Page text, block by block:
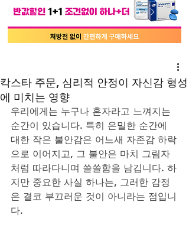
칵스타 주문, 심리적 안정이 자신감 형성
에 미치는 영향
우리에게는 누구나 혼자라고 느껴지는
순간이 있습니다. 특히 은밀한 순간에
대한 작은 불안감은 어느새 자존감 하락
으로 이어지고, 그 불안은 마치 그림자
처럼 따라다니며 쓸쓸함을 남깁니다. 하
지만 중요한 사실 하나는, 그러한 감정
은 결코 부끄러운 것이 아니라는 점입니
다.